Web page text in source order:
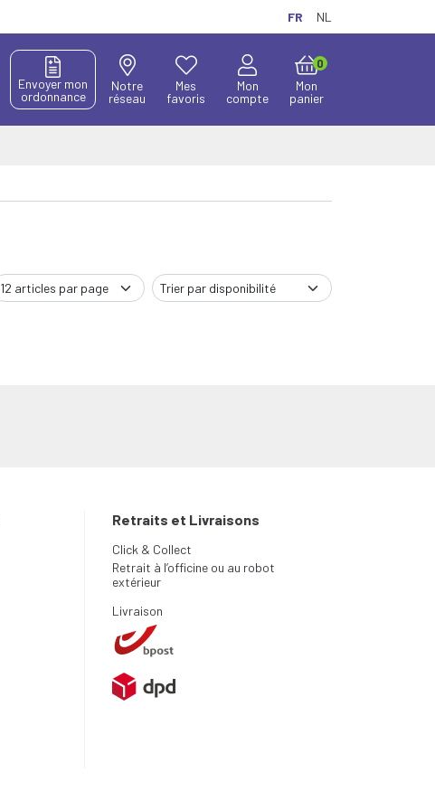
FR NL
Notre
réseau
Envoyer mon
ordonnance
Mes
favoris
Mon
compte
Mon
panier
0
Retraits et Livraisons
Click & Collect
Retrait à l’officine ou au robot
extérieur
Livraison